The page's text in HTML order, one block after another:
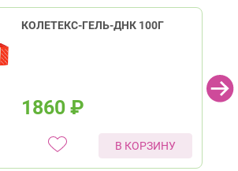
КОЛЕТЕКС-ГЕЛЬ-ДНК 100Г
1860 ₽
В КОРЗИНУ